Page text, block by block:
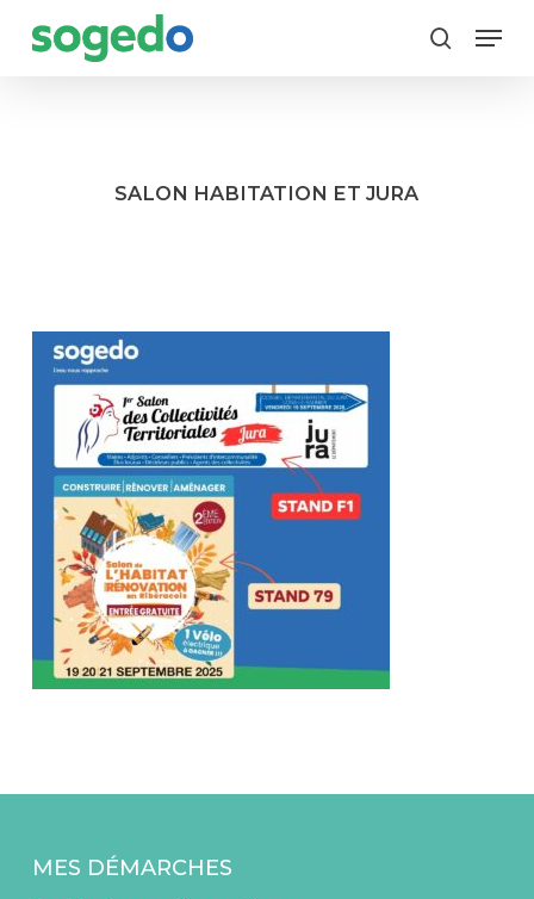
search
Menu
SALON HABITATION ET JURA
MES DÉMARCHES